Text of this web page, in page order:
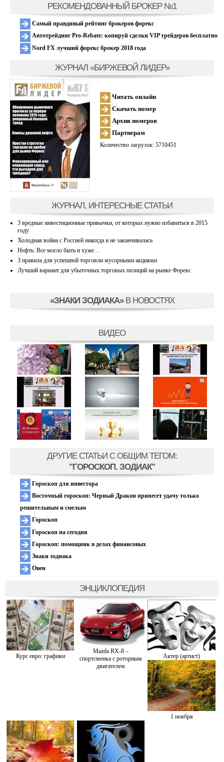
РЕКОМЕНДОВАННЫЙ БРОКЕР №1
Самый правдивый рейтинг брокеров форекс
Автотрейдинг Pro-Rebate: копируй сделки VIP трейдеров бесплатно
Nord FX лучший форекс брокер 2018 года
ЖУРНАЛ «БИРЖЕВОЙ ЛИДЕР»
Читать онлайн
Скачать номер
Архив номеров
Партнерам
Количество загрузок: 5710451
ЖУРНАЛ, ИНТЕРЕСНЫЕ СТАТЬИ
3 вредные инвестиционные привычки, от которых нужно избавиться в 2015
году
Холодная война с Россией никогда и не заканчивалась
Нефть: Все могло быть и хуже…
3 правила для успешной торговли мусорными акциями
Лучший вариант для убыточных торговых позиций на рынке Форекс
«ЗНАКИ ЗОДИАКА»В НОВОСТЯХ
ВИДЕО
ДРУГИЕ СТАТЬИ C ОБЩИМ ТЕГОМ:
"ГОРОСКОП. ЗОДИАК"
Гороскоп для инвестора
Восточный гороскоп: Черный Дракон принесет удачу только
решительным и смелым
Гороскоп
Гороскоп на сегодня
Гороскоп: помощник в делах финансовых
Знаки зодиака
Овен
ЭНЦИКЛОПЕДИЯ
Курс евро: графики
Mazda RX-8 –
спортсменка с роторным
двигателем
Актер (артист)
1 ноября